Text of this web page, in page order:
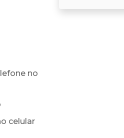
no
celular